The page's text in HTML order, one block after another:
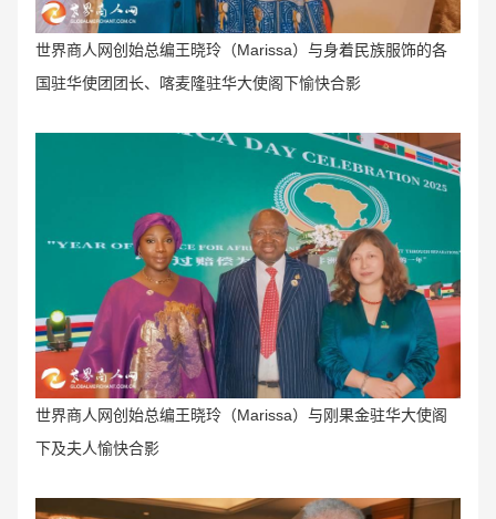
世界商人网创始总编王晓玲（Marissa）与身着民族服饰的各
国驻华使团团长、喀麦隆驻华大使阁下愉快合影
世界商人网创始总编王晓玲（Marissa）与刚果金驻华大使阁
下及夫人愉快合影